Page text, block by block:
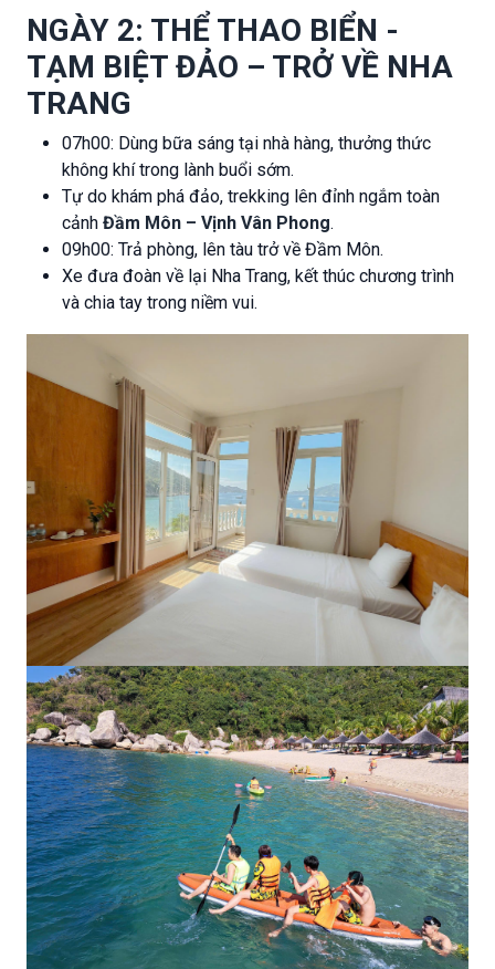
NGÀY 2: THỂ THAO BIỂN -
TẠM BIỆT ĐẢO – TRỞ VỀ NHA
TRANG
07h00: Dùng bữa sáng tại nhà hàng, thưởng thức
không khí trong lành buổi sớm.
Tự do khám phá đảo, trekking lên đỉnh ngắm toàn
cảnh Đầm Môn – Vịnh Vân Phong.
09h00: Trả phòng, lên tàu trở về Đầm Môn.
Xe đưa đoàn về lại Nha Trang, kết thúc chương trình
và chia tay trong niềm vui.